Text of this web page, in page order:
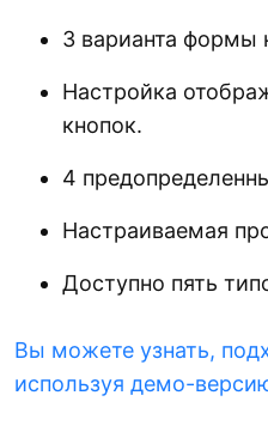
3 варианта формы
Настройка
кнопок.
4
Настраиваемая
Доступно пять
Вы можете узнать,
используя демо-